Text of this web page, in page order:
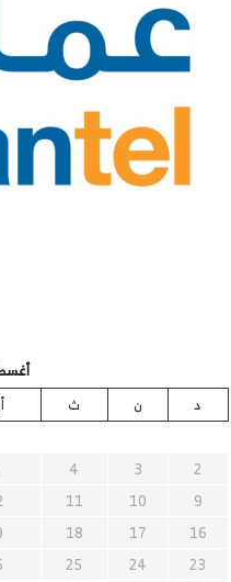
د
ن ث
2
3
4
9
10
11
16
17
18
23
24
25